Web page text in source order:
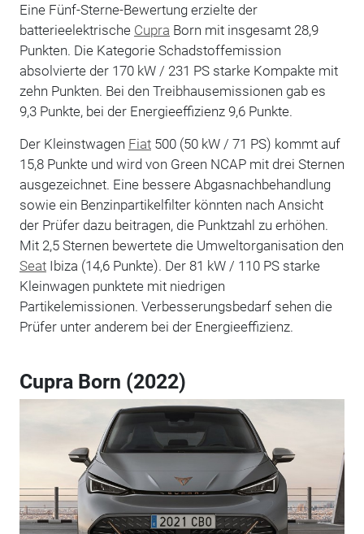
Eine Fünf-Sterne-Bewertung erzielte der
batterieelektrische Cupra Born mit insgesamt 28,9
Punkten. Die Kategorie Schadstoffemission
absolvierte der 170 kW / 231 PS starke Kompakte mit
zehn Punkten. Bei den Treibhausemissionen gab es
9,3 Punkte, bei der Energieeffizienz 9,6 Punkte.
Der Kleinstwagen Fiat500 (50 kW / 71 PS) kommt auf
15,8 Punkte und wird von Green NCAP mit drei Sternen
ausgezeichnet. Eine bessere Abgasnachbehandlung
sowie ein Benzinpartikelfilter könnten nach Ansicht
der Prüfer dazu beitragen, die Punktzahl zu erhöhen.
Mit 2,5 Sternen bewertete die Umweltorganisation den
SeatIbiza (14,6 Punkte). Der 81 kW / 110 PS starke
Kleinwagen punktete mit niedrigen
Partikelemissionen. Verbesserungsbedarf sehen die
Prüfer unter anderem bei der Energieeffizienz.
Cupra Born (2022)